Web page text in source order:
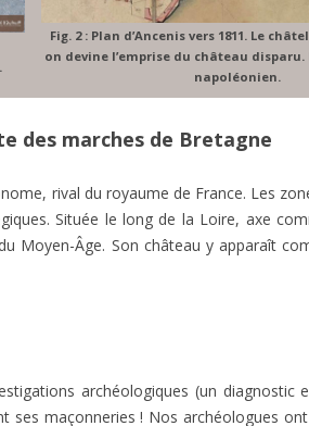
Fig. 2 : Plan d’Ancenis vers 1811. Le
on devine l’emprise du château
napoléonien.
des marches de Bretagne
rival du royaume de France. Les
Située le long de la Loire, axe
Moyen-Âge. Son château y apparaît
archéologiques (un
ses maçonneries ! Nos archéologues